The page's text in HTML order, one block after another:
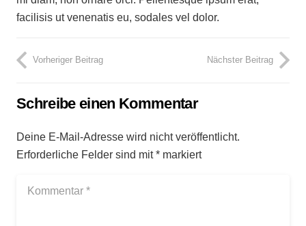
facilisis ut venenatis eu, sodales vel dolor.
Vorheriger Beitrag Nächster Beitrag
Schreibe einen Kommentar
Deine E-Mail-Adresse wird nicht veröffentlicht.
Erforderliche Felder sind mit* markiert